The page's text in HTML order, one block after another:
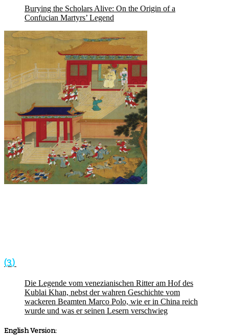
Burying the Scholars Alive: On the Origin of a
Confucian Martyrs’ Legend
(3.)
Die Legende vom venezianischen Ritter am Hof des
Kublai Khan, nebst der wahren Geschichte vom
wackeren Beamten Marco Polo, wie er in China reich
wurde und was er seinen Lesern verschwieg
English Version: